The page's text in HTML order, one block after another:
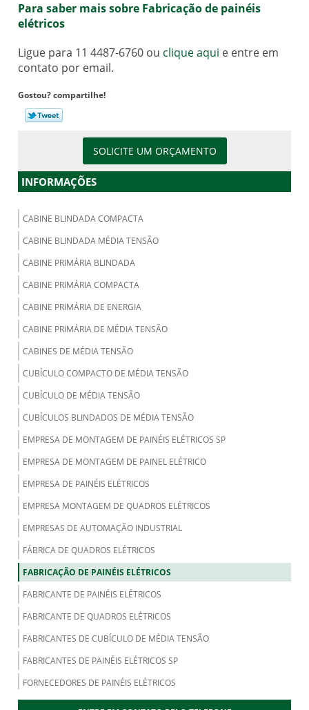
Para saber mais sobre Fabricação de painéis
elétricos
Ligue para 11 4487-6760ou clique aqui e entre em
contato por email.
Gostou? compartilhe!
SOLICITE UM ORÇAMENTO
INFORMAÇÕES
CABINE BLINDADA COMPACTA
CABINE BLINDADA MÉDIA TENSÃO
CABINE PRIMÁRIA BLINDADA
CABINE PRIMÁRIA COMPACTA
CABINE PRIMÁRIA DE ENERGIA
CABINE PRIMÁRIA DE MÉDIA TENSÃO
CABINES DE MÉDIA TENSÃO
CUBÍCULO COMPACTO DE MÉDIA TENSÃO
CUBÍCULO DE MÉDIA TENSÃO
CUBÍCULOS BLINDADOS DE MÉDIA TENSÃO
EMPRESA DE MONTAGEM DE PAINÉIS ELÉTRICOS SP
EMPRESA DE MONTAGEM DE PAINEL ELÉTRICO
EMPRESA DE PAINÉIS ELÉTRICOS
EMPRESA MONTAGEM DE QUADROS ELÉTRICOS
EMPRESAS DE AUTOMAÇÃO INDUSTRIAL
FÁBRICA DE QUADROS ELÉTRICOS
FABRICAÇÃO DE PAINÉIS ELÉTRICOS
FABRICANTE DE PAINÉIS ELÉTRICOS
FABRICANTE DE QUADROS ELÉTRICOS
FABRICANTES DE CUBÍCULO DE MÉDIA TENSÃO
FABRICANTES DE PAINÉIS ELÉTRICOS SP
FORNECEDORES DE PAINÉIS ELÉTRICOS